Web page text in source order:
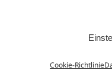
Cookie-Richtlinie
Schau Dich in
es dort
erreicht haben,
Wenn nicht,